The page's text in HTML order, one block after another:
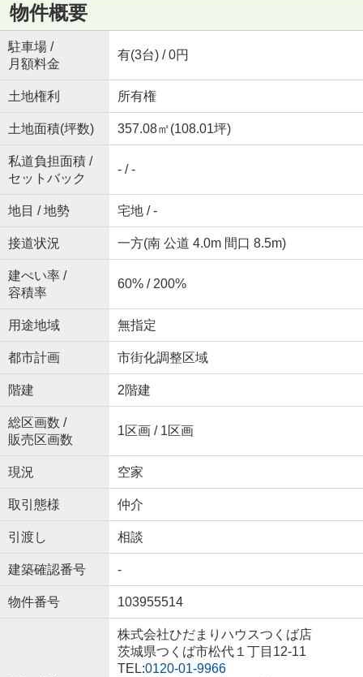
物件概要
駐車場 /
月額料金
有(3台) / 0円
土地権利 所有権
土地面積(坪数) 357.08㎡(108.01坪)
私道負担面積 /
セットバック
- / -
地目 / 地勢 宅地 / -
接道状況 一方(南 公道 4.0m 間口 8.5m)
建ぺい率 /
容積率
60% / 200%
用途地域 無指定
都市計画 市街化調整区域
階建 2階建
総区画数 /
販売区画数
1区画 / 1区画
現況 空家
取引態様 仲介
引渡し 相談
建築確認番号 -
物件番号 103955514
株式会社ひだまりハウスつくば店
茨城県つくば市松代１丁目12-11
TEL:0120-01-9966